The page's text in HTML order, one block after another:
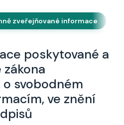
zveřejňované informace
poskytované a
o svobodném
ve znění